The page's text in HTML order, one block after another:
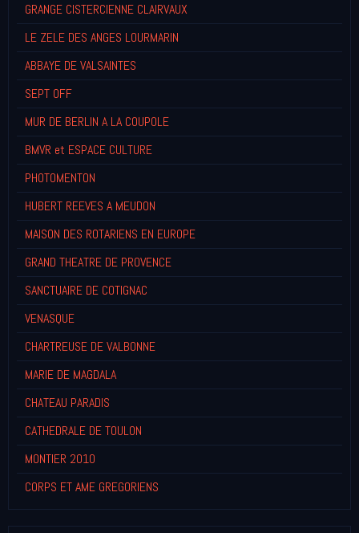
GRANGE CISTERCIENNE CLAIRVAUX
LE ZELE DES ANGES LOURMARIN
ABBAYE DE VALSAINTES
SEPT OFF
MUR DE BERLIN A LA COUPOLE
BMVR et ESPACE CULTURE
PHOTOMENTON
HUBERT REEVES A MEUDON
MAISON DES ROTARIENS EN EUROPE
GRAND THEATRE DE PROVENCE
SANCTUAIRE DE COTIGNAC
VENASQUE
CHARTREUSE DE VALBONNE
MARIE DE MAGDALA
CHATEAU PARADIS
CATHEDRALE DE TOULON
MONTIER 2010
CORPS ET AME GREGORIENS